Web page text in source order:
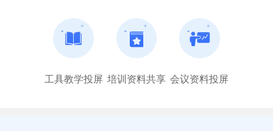
工具教学投屏 培训资料共享 会议资料投屏
这个软件比手机上自带的投屏功能好用得
多，一点也不卡，玩游戏看视频都能投屏到
电脑，效果真好！